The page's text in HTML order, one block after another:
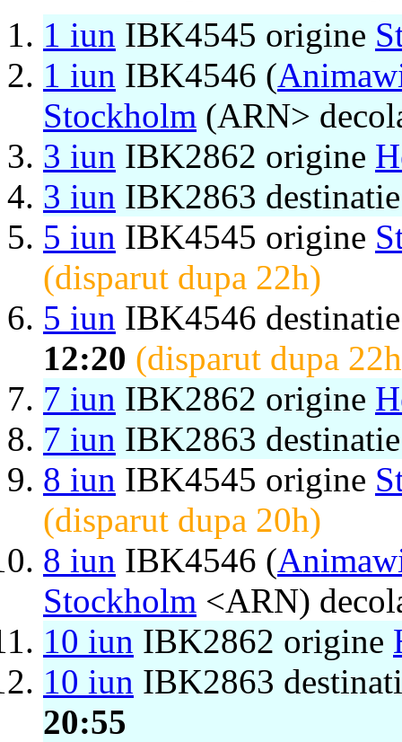
1 iun IBK4545 origine
1 iun IBK4546 (
Stockholm (ARN>
3 iun IBK2862 origine
3 iun IBK2863
5 iun IBK4545 origine
(disparut dupa 22h)
5 iun IBK4546
12:20 (disparut dupa
7 iun IBK2862 origine
7 iun IBK2863
8 iun IBK4545 origine
(disparut dupa 20h)
8 iun IBK4546 (
Stockholm <ARN)
10 iun IBK2862 origine
10 iun IBK2863
20:55